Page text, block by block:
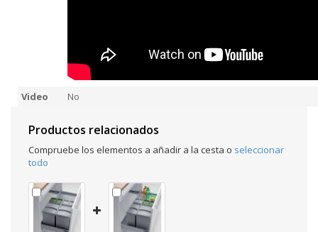
Video No
Productos relacionados
Compruebe los elementos a añadir a la cesta o seleccionar
todo